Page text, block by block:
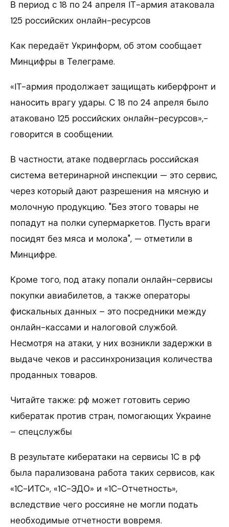
В период с 18 по 24 апреля IТ-армия атаковала
125 российских онлайн-ресурсов
Как передаёт Укринформ, об этом сообщает
Минцифры в Телеграме.
«IT-армия продолжает защищать киберфронт и
наносить врагу удары. С 18 по 24 апреля было
атаковано 125 российских онлайн-ресурсов»,-
говорится в сообщении.
В частности, атаке подверглась российская
система ветеринарной инспекции — это сервис,
через который дают разрешения на мясную и
молочную продукцию. "Без этого товары не
попадут на полки супермаркетов. Пусть враги
посидят без мяса и молока", — отметили в
Минцифре.
Кроме того, под атаку попали онлайн-сервисы
покупки авиабилетов, а также операторы
фискальных данных – это посредники между
онлайн-кассами и налоговой службой.
Несмотря на атаки, у них возникли задержки в
выдаче чеков и рассинхронизация количества
проданных товаров.
Читайте также: рф может готовить серию
кибератак против стран, помогающих Украине
– спецслужбы
В результате кибератаки на сервисы 1С в рф
была парализована работа таких сервисов, как
«1С-ИТС», «1С-ЭДО» и «1С-Отчетность»,
вследствие чего россияне не могли подать
необходимые отчетности вовремя.